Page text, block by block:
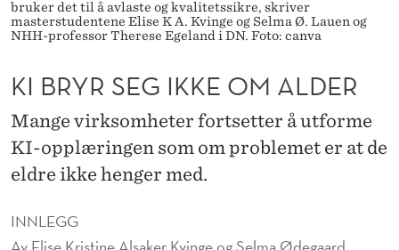
K
E
O
M
A
bruker det til å avlaste og kvalitetssikre, skriver
masterstudentene Elise K A. Kvinge og Selma Ø. Lauen og
NHH-professor Therese Egeland i DN. Foto: canva
INNLEGG
Av Elise Kristine Alsaker Kvinge og Selma Ødegaard
KI BRYR SEG IKKE OM ALDER
Mange virksomheter fortsetter å utforme
KI-opplæringen som om problemet er at de
eldre ikke henger med.